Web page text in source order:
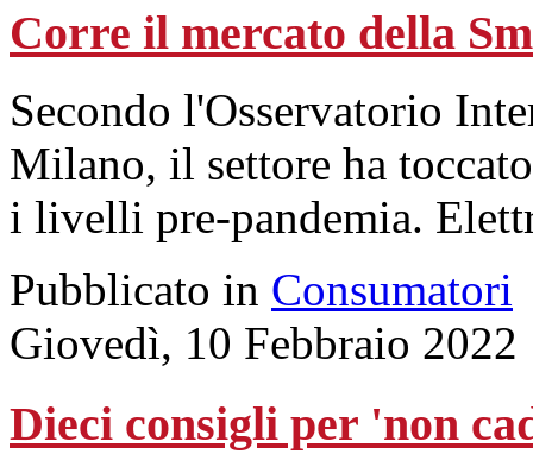
Corre il mercato della
Secondo l'Osservatorio
Milano, il settore ha
i livelli pre-pandemia.
Pubblicato in Consumatori
Giovedì, 10 Febbraio 2022
Dieci consigli per 'non